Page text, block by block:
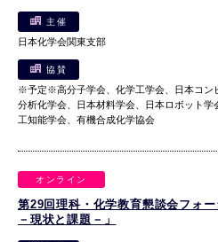
主催
日本化学会関東支部
協賛
※予定※高分子学会、化学工学会、日本コン
分析化学会、日本材料学会、日本ロボット学
工知能学会、有機合成化学協会
オンライン
第29回理科・化学教育懇談会フォ
－現状と課題－」